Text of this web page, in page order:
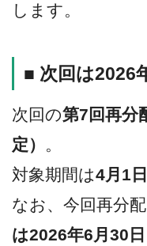
します。
■ 次回は2026
次回の第7回再分
定） 。
対象期間は4月1
なお、今回再分
は2026年6月30